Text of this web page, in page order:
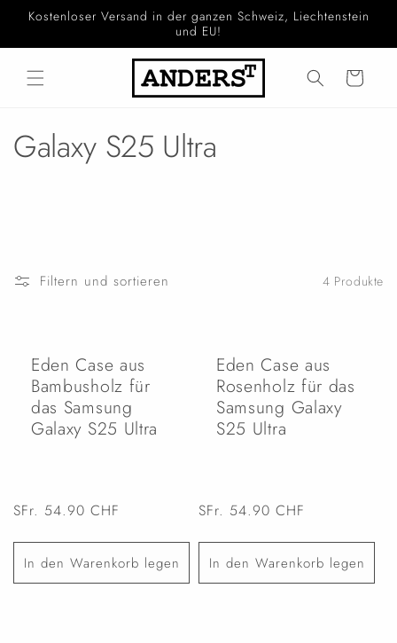
zum
Kostenloser Versand in der ganzen Schweiz, Liechtenstein
und EU!
Warenkorb
K
g
Galaxy S25 Ultra
Filtern und sortieren 4 Produkte
Eden Case aus
Bambusholz für
das Samsung
Galaxy S25 Ultra
Normaler
SFr. 54.90 CHF
In den Warenkorb legen
Eden Case aus
Rosenholz für das
Samsung Galaxy
S25 Ultra
Normaler
SFr. 54.90 CHF
In den Warenkorb legen